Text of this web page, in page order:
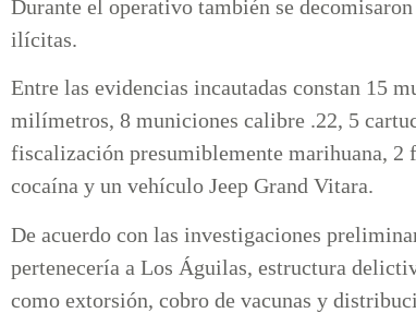
Durante el operativo también se
ilícitas.
Entre las evidencias incautadas constan 15
milímetros, 8 municiones calibre .22, 5
fiscalización presumiblemente marihuana, 2
cocaína y un vehículo Jeep Grand Vitara.
De acuerdo con las investigaciones
pertenecería a Los Águilas, estructura
como extorsión, cobro de vacunas y